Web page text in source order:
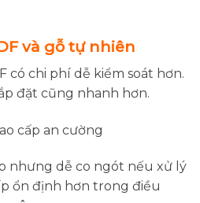
và gỗ tự nhiên
có chi phí dễ kiểm soát hơn.
đặt cũng nhanh hơn.
nhưng dễ co ngót nếu xử lý
ổn định hơn trong điều